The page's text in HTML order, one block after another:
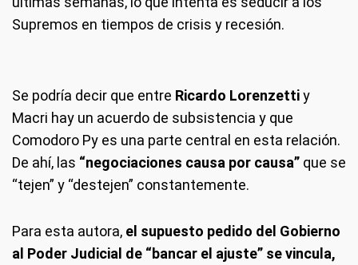
Supremos en tiempos de crisis y recesión.
Se podría decir que entre Ricardo Lorenzettiy
Macri hay un acuerdo de subsistencia y que
Comodoro Py es una parte central en esta relación.
De ahí, las “negociaciones causa por causa” que se
“tejen” y “destejen” constantemente.
Para esta autora, el supuesto pedido del Gobierno
al Poder Judicial de “bancar el ajuste” se vincula,